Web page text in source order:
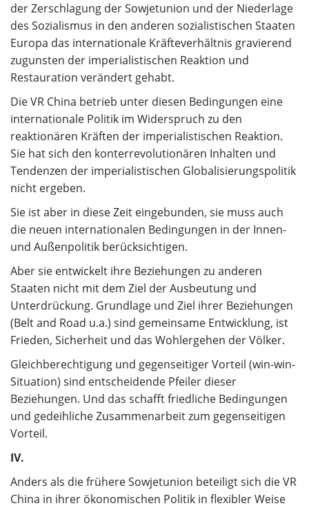
der Zerschlagung der Sowjetunion und der Niederlage
des Sozialismus in den anderen sozialistischen Staaten
Europa das internationale Kräfteverhältnis gravierend
zugunsten der imperialistischen Reaktion und
Restauration verändert gehabt.
Die VR China betrieb unter diesen Bedingungen eine
internationale Politik im Widerspruch zu den
reaktionären Kräften der imperialistischen Reaktion.
Sie hat sich den konterrevolutionären Inhalten und
Tendenzen der imperialistischen Globalisierungspolitik
nicht ergeben.
Sie ist aber in diese Zeit eingebunden, sie muss auch
die neuen internationalen Bedingungen in der Innen-
und Außenpolitik berücksichtigen.
Aber sie entwickelt ihre Beziehungen zu anderen
Staaten nicht mit dem Ziel der Ausbeutung und
Unterdrückung. Grundlage und Ziel ihrer Beziehungen
(Belt and Road u.a.) sind gemeinsame Entwicklung, ist
Frieden, Sicherheit und das Wohlergehen der Völker.
Gleichberechtigung und gegenseitiger Vorteil (win-win-
Situation) sind entscheidende Pfeiler dieser
Beziehungen. Und das schafft friedliche Bedingungen
und gedeihliche Zusammenarbeit zum gegenseitigen
Vorteil.
IV.
Anders als die frühere Sowjetunion beteiligt sich die VR
China in ihrer ökonomischen Politik in flexibler Weise